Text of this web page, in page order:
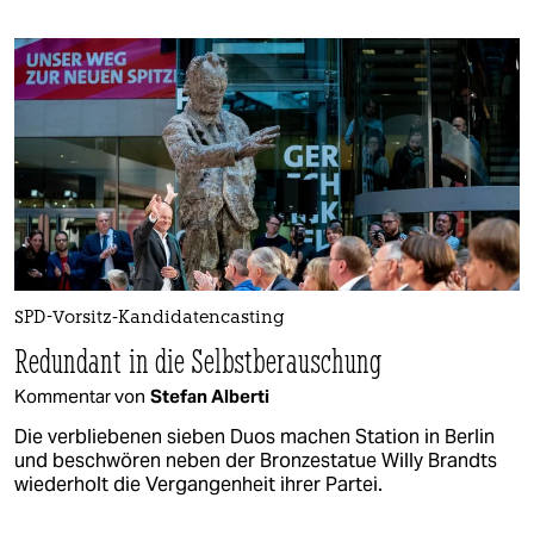
SPD-Vorsitz-Kandidatencasting
Redundant in die Selbstberauschung
Kommentar von Stefan Alberti
Die verbliebenen sieben Duos machen Station in Berlin
und beschwören neben der Bronzestatue Willy Brandts
wiederholt die Vergangenheit ihrer Partei.